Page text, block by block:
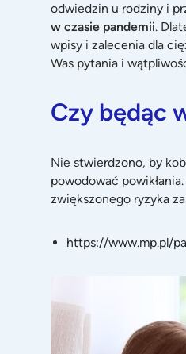
odwiedzin u rodziny i
w czasie pandemii.
wpisy i zalecenia dla
Was pytania i
Czy będąc
Nie stwierdzono, by
powodować
zwiększonego ryzyka
https://www.mp.pl/